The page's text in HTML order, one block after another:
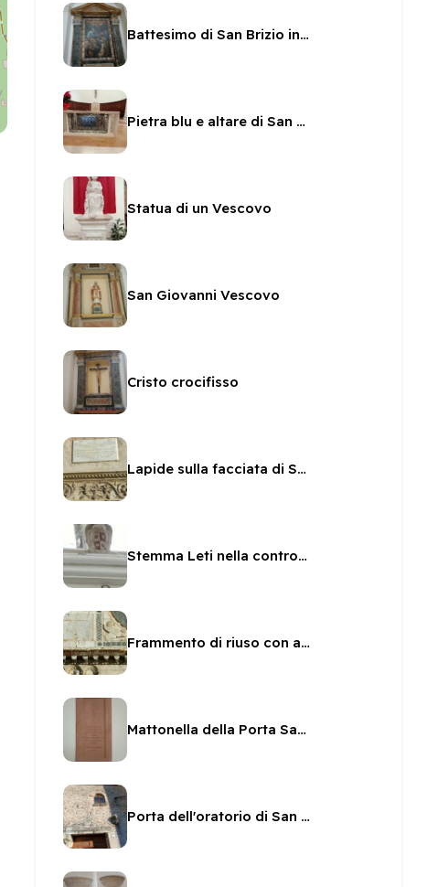
Battesimo di San Brizio in San Pietro
Pietra blu e altare di San Pietro
Statua di un Vescovo
San Giovanni Vescovo
Cristo crocifisso
Lapide sulla facciata di San Pietro
Stemma Leti nella controfacciata di San Pietro
Frammento di riuso con animale a San Pietro
Mattonella della Porta Santa di San Paolo del Giubileo 2000
Porta dell'oratorio di San Pietro e Paolo